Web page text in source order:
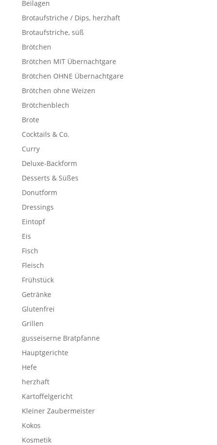
Beilagen
Brotaufstriche / Dips, herzhaft
Brotaufstriche, süß
Brötchen
Brötchen MIT Übernachtgare
Brötchen OHNE Übernachtgare
Brötchen ohne Weizen
Brötchenblech
Brote
Cocktails & Co.
Curry
Deluxe-Backform
Desserts & Süßes
Donutform
Dressings
Eintopf
Eis
Fisch
Fleisch
Frühstück
Getränke
Glutenfrei
Grillen
gusseiserne Bratpfanne
Hauptgerichte
Hefe
herzhaft
Kartoffelgericht
Kleiner Zaubermeister
Kokos
Kosmetik